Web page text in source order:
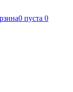
0 пуста 0